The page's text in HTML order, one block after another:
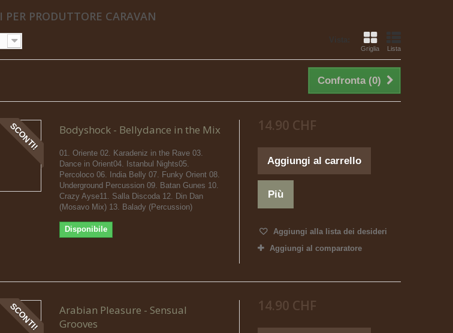
PRODUTTORE CARAVAN
Griglia Lista
Confronta (0)
SCONTI! Bodyshock - Bellydance in the Mix
01. Oriente 02. Karadeniz in the Rave 03.
Dance in Orient04. Istanbul Nights05.
Percoloco 06. India Belly 07. Funky Orient 08.
Underground Percussion 09. Batan Gunes 10.
Crazy Ayse11. Salla Discoda 12. Din Dan
(Mosavo Mix) 13. Balady (Percussion)
Disponibile
14.90 CHF
Aggiungi al carrello
Più
Aggiungi alla lista dei desideri
Aggiungi al comparatore
SCONTI!
Arabian Pleasure - Sensual
Grooves
14.90 CHF